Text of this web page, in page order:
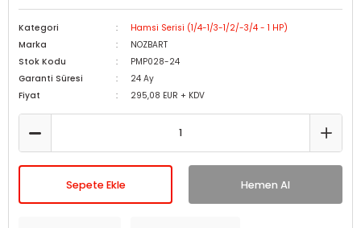
Kategori
Hamsi Serisi (1/4-1/3-1/2/-3/4 - 1 HP)
Marka
NOZBART
Stok Kodu
PMP028-24
Garanti Süresi
24 Ay
Fiyat
295,08 EUR + KDV
Sepete Ekle Hemen Al